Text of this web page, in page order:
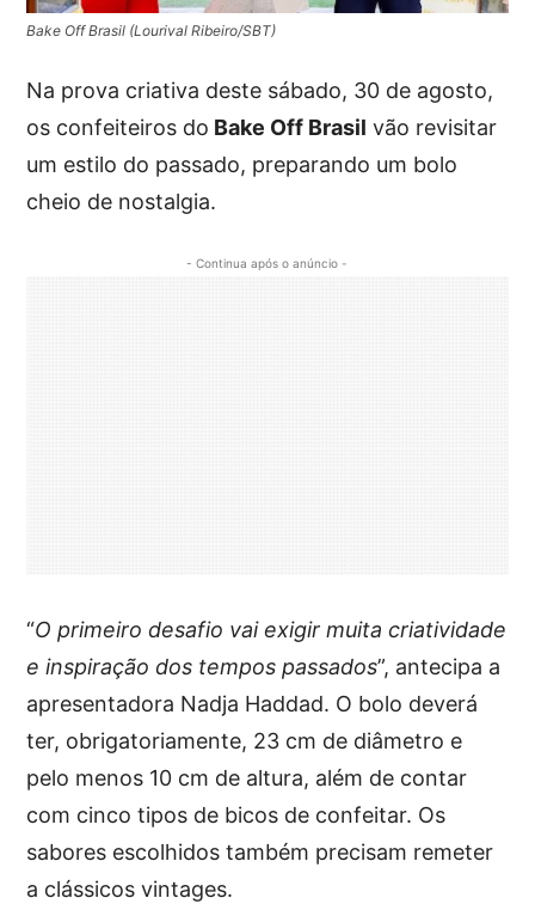
Bake Off Brasil (Lourival Ribeiro/SBT)
Na prova criativa deste sábado, 30 de agosto,
os confeiteiros do Bake Off Brasil vão revisitar
um estilo do passado, preparando um bolo
cheio de nostalgia.
- Continua após o anúncio -
“O primeiro desafio vai exigir muita criatividade
e inspiração dos tempos passados”, antecipa a
apresentadora Nadja Haddad. O bolo deverá
ter, obrigatoriamente, 23 cm de diâmetro e
pelo menos 10 cm de altura, além de contar
com cinco tipos de bicos de confeitar. Os
sabores escolhidos também precisam remeter
a clássicos vintages.